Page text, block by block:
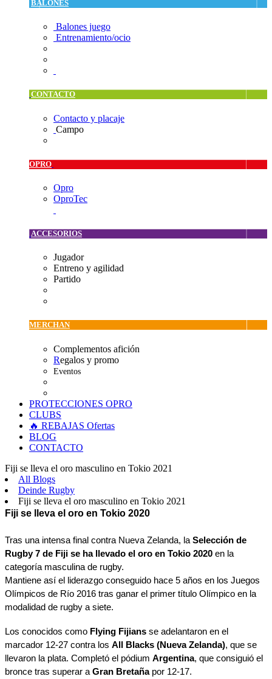
BALONES
Balones juego
Entrenamiento/ocio
CONTACTO
Contacto y placaje
Campo
OPRO
Opro
OproTec
ACCESORIOS
Jugador
Entreno y agilidad
Partido
MERCHAN
Complementos afición
Regalos y promo
Eventos
PROTECCIONES OPRO
CLUBS
🔥 REBAJAS Ofertas
BLOG
CONTACTO
Fiji se lleva el oro masculino en Tokio 2021
All Blogs
Deinde Rugby
Fiji se lleva el oro masculino en Tokio 2021
Fiji se lleva el oro en Tokio 2020
Tras una intensa final contra Nueva Zelanda, la Selección de
Rugby 7 de Fiji se ha llevado el oro en Tokio 2020 en la
categoría masculina de rugby.
Mantiene así el liderazgo conseguido hace 5 años en los Juegos
Olímpicos de Río 2016 tras ganar el primer título Olímpico en la
modalidad de rugby a siete.
Los conocidos como Flying Fijians se adelantaron en el
marcador 12-27 contra los All Blacks (Nueva Zelanda), que se
llevaron la plata. Completó el pódium Argentina, que consiguió el
bronce tras superar a Gran Bretaña por 12-17.